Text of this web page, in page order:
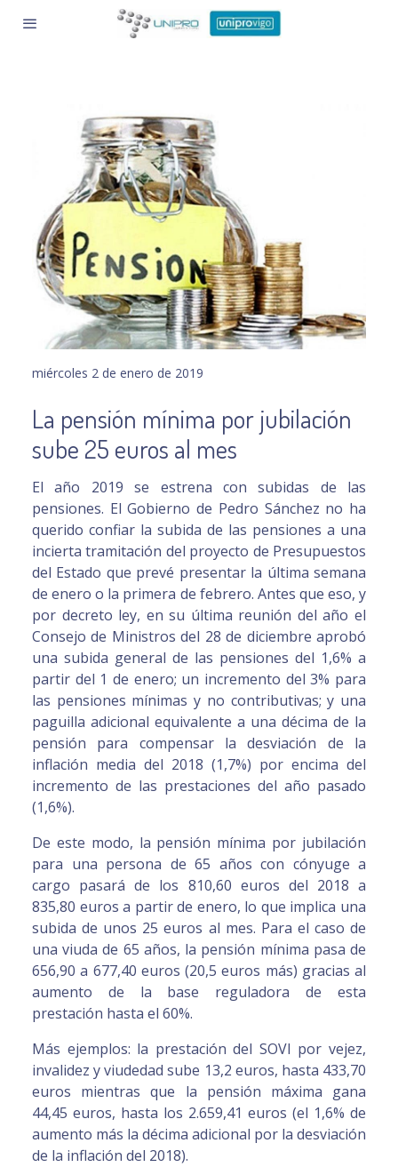
miércoles 2 de enero de 2019
La pensión mínima por jubilación
sube 25 euros al mes
El año 2019 se estrena con subidas de las
pensiones. El Gobierno de Pedro Sánchez no ha
querido confiar la subida de las pensiones a una
incierta tramitación del proyecto de Presupuestos
del Estado que prevé presentar la última semana
de enero o la primera de febrero. Antes que eso, y
por decreto ley, en su última reunión del año el
Consejo de Ministros del 28 de diciembre aprobó
una subida general de las pensiones del 1,6% a
partir del 1 de enero; un incremento del 3% para
las pensiones mínimas y no contributivas; y una
paguilla adicional equivalente a una décima de la
pensión para compensar la desviación de la
inflación media del 2018 (1,7%) por encima del
incremento de las prestaciones del año pasado
(1,6%).
De este modo, la pensión mínima por jubilación
para una persona de 65 años con cónyuge a
cargo pasará de los 810,60 euros del 2018 a
835,80 euros a partir de enero, lo que implica una
subida de unos 25 euros al mes. Para el caso de
una viuda de 65 años, la pensión mínima pasa de
656,90 a 677,40 euros (20,5 euros más) gracias al
aumento de la base reguladora de esta
prestación hasta el 60%.
Más ejemplos: la prestación del SOVI por vejez,
invalidez y viudedad sube 13,2 euros, hasta 433,70
euros mientras que la pensión máxima gana
44,45 euros, hasta los 2.659,41 euros (el 1,6% de
aumento más la décima adicional por la desviación
de la inflación del 2018).